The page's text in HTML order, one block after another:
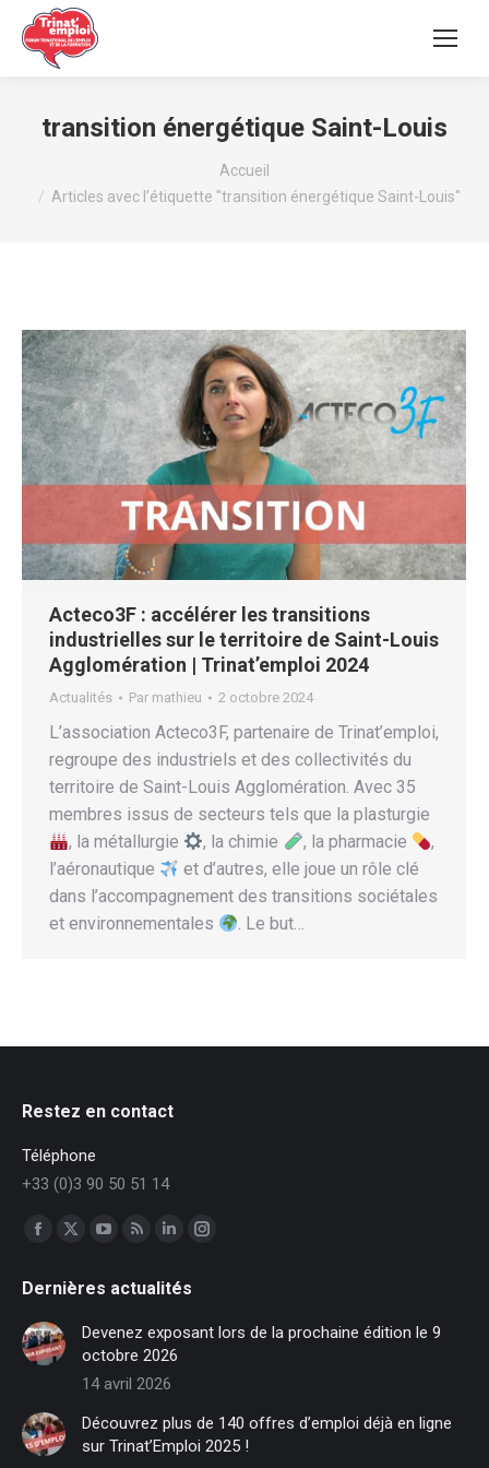
transition énergétique Saint-Louis
Accueil
Articles avec l’étiquette "transition énergétique Saint-Louis"
Acteco3F : accélérer les transitions
industrielles sur le territoire de Saint-Louis
Agglomération | Trinat’emploi 2024
Actualités Par mathieu 2 octobre 2024
L’association Acteco3F, partenaire de Trinat’emploi,
regroupe des industriels et des collectivités du
territoire de Saint-Louis Agglomération. Avec 35
membres issus de secteurs tels que la plasturgie
, la métallurgie
, la chimie , la pharmacie
,
l’aéronautique
et d’autres, elle joue un rôle clé
dans l’accompagnement des transitions sociétales
et environnementales
. Le but…
Restez en contact
Téléphone
+33 (0)3 90 50 51 14
Trouvez nous sur :
Facebook
opens
in
new
window
X
opens
new
window
opens
in
new
window
opens
in
new
window
LinkedIn
opens
in
new
window
Instagram
in
Dernières actualités
Devenez exposant lors de la prochaine édition le 9
octobre 2026
14 avril 2026
Découvrez plus de 140 offres d’emploi déjà en ligne
sur Trinat’Emploi 2025 !